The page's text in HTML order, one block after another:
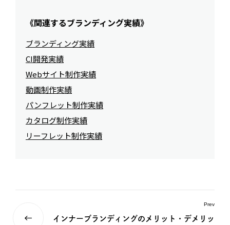
《関連するブランディング実績》
ブランディング実績
CI開発実績
Webサイト制作実績
動画制作実績
パンフレット制作実績
カタログ制作実績
リーフレット制作実績
Prev
インナーブランディングのメリット・デメリッ